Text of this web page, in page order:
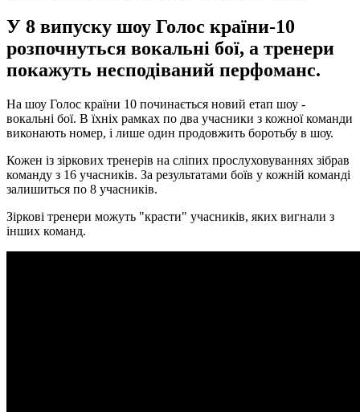
У 8 випуску шоу Голос країни-10
розпочнуться вокальні бої, а тренери
покажуть несподіваний перфоманс.
На шоу Голос країни 10 починається новий етап шоу -
вокальні бої. В їхніх рамках по два учасники з кожної команди
виконають номер, і лише один продовжить боротьбу в шоу.
Кожен із зіркових тренерів на сліпих прослуховуваннях зібрав
команду з 16 учасників. За результатами боїв у кожній команді
залишиться по 8 учасників.
Зіркові тренери можуть "красти" учасників, яких вигнали з
інших команд.